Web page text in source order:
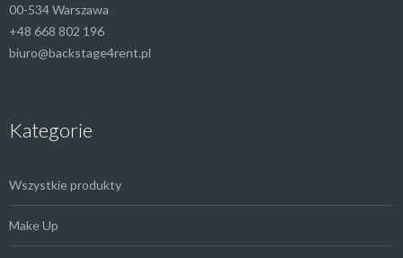
00-534 Warszawa
+48 668 802 196
biuro@backstage4rent.pl
Kategorie
Wszystkie produkty
Make Up